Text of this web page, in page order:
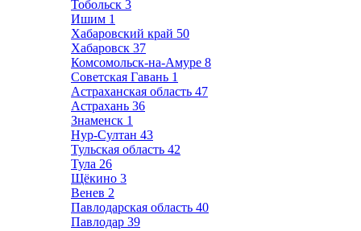
Тобольск 3
Ишим 1
Хабаровский край 50
Хабаровск 37
Комсомольск-на-Амуре 8
Советская Гавань 1
Астраханская область 47
Астрахань 36
Знаменск 1
Нур-Султан 43
Тульская область 42
Тула 26
Щёкино 3
Венев 2
Павлодарская область 40
Павлодар 39